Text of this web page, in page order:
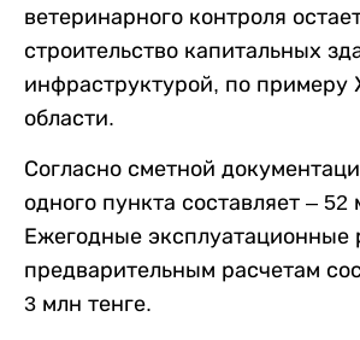
ветеринарного контроля
строительство капитальных
инфраструктурой, по
области.
Согласно сметной
одного пункта составляет – 52
Ежегодные эксплуатационные
предварительным расчетам
3 млн тенге.